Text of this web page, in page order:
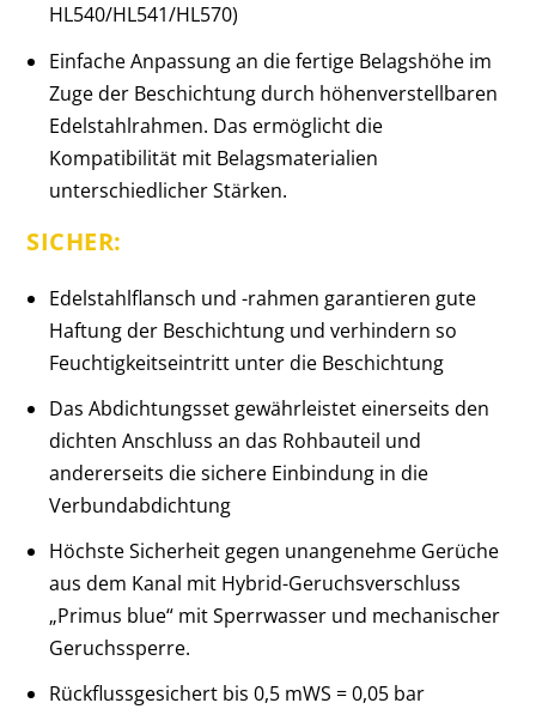
HL540/HL541/HL570)
Einfache Anpassung an die fertige Belagshöhe im
Zuge der Beschichtung durch höhenverstellbaren
Edelstahlrahmen. Das ermöglicht die
Kompatibilität mit Belagsmaterialien
unterschiedlicher Stärken.
SICHER:
Edelstahlflansch und -rahmen garantieren gute
Haftung der Beschichtung und verhindern so
Feuchtigkeitseintritt unter die Beschichtung
Das Abdichtungsset gewährleistet einerseits den
dichten Anschluss an das Rohbauteil und
andererseits die sichere Einbindung in die
Verbundabdichtung
Höchste Sicherheit gegen unangenehme Gerüche
aus dem Kanal mit Hybrid-Geruchsverschluss
„Primus blue“ mit Sperrwasser und mechanischer
Geruchssperre.
Rückflussgesichert bis 0,5 mWS = 0,05 bar